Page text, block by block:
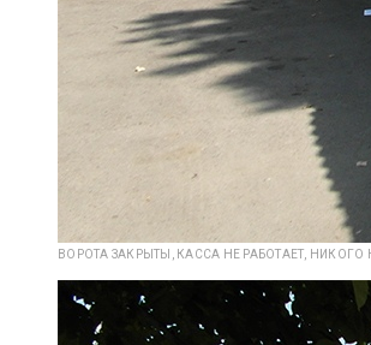
ВОРОТА ЗАКРЫТЫ, КАССА НЕ РАБОТАЕТ, НИКОГО